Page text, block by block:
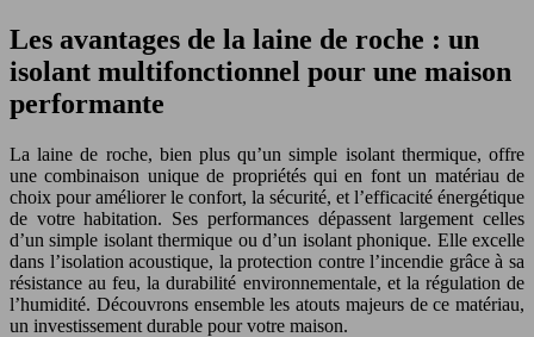
Les avantages de la laine de roche : un
isolant multifonctionnel pour une maison
performante
La laine de roche, bien plus qu’un simple isolant thermique, offre
une combinaison unique de propriétés qui en font un matériau de
choix pour améliorer le confort, la sécurité, et l’efficacité énergétique
de votre habitation. Ses performances dépassent largement celles
d’un simple isolant thermique ou d’un isolant phonique. Elle excelle
dans l’isolation acoustique, la protection contre l’incendie grâce à sa
résistance au feu, la durabilité environnementale, et la régulation de
l’humidité. Découvrons ensemble les atouts majeurs de ce matériau,
un investissement durable pour votre maison.